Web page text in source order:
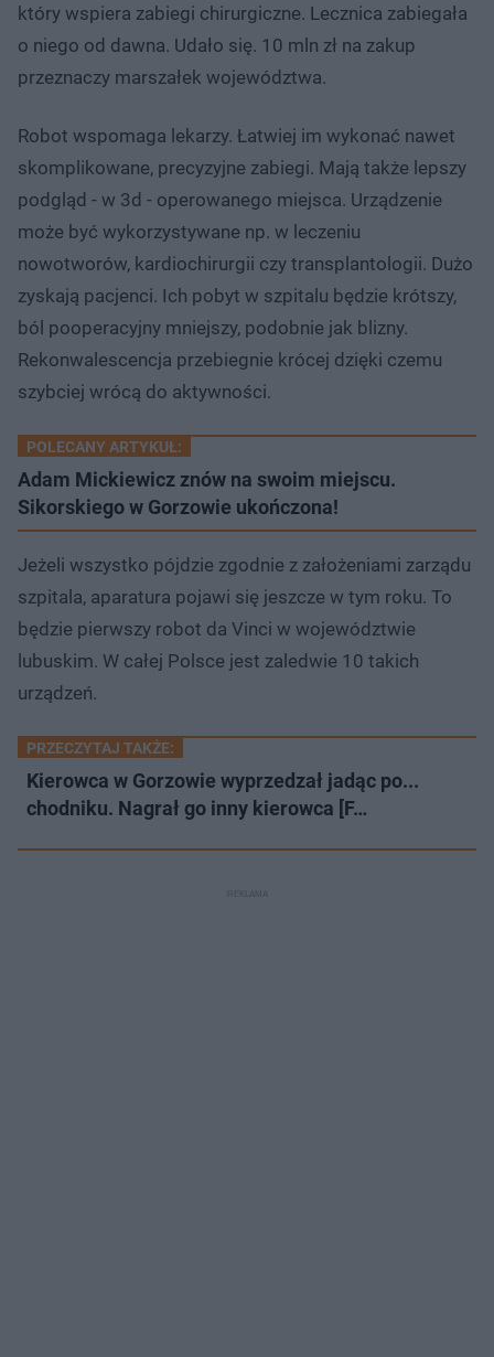
który wspiera zabiegi chirurgiczne. Lecznica zabiegała
o niego od dawna. Udało się. 10 mln zł na zakup
przeznaczy marszałek województwa.
Robot wspomaga lekarzy. Łatwiej im wykonać nawet
skomplikowane, precyzyjne zabiegi. Mają także lepszy
podgląd - w 3d - operowanego miejsca. Urządzenie
może być wykorzystywane np. w leczeniu
nowotworów, kardiochirurgii czy transplantologii. Dużo
zyskają pacjenci. Ich pobyt w szpitalu będzie krótszy,
ból pooperacyjny mniejszy, podobnie jak blizny.
Rekonwalescencja przebiegnie krócej dzięki czemu
szybciej wrócą do aktywności.
POLECANY ARTYKUŁ:
Adam Mickiewicz znów na swoim miejscu.
Sikorskiego w Gorzowie ukończona!
Jeżeli wszystko pójdzie zgodnie z założeniami zarządu
szpitala, aparatura pojawi się jeszcze w tym roku. To
będzie pierwszy robot da Vinci w województwie
lubuskim. W całej Polsce jest zaledwie 10 takich
urządzeń.​
PRZECZYTAJ TAKŻE:
Kierowca w Gorzowie wyprzedzał jadąc po...
chodniku. Nagrał go inny kierowca [F…